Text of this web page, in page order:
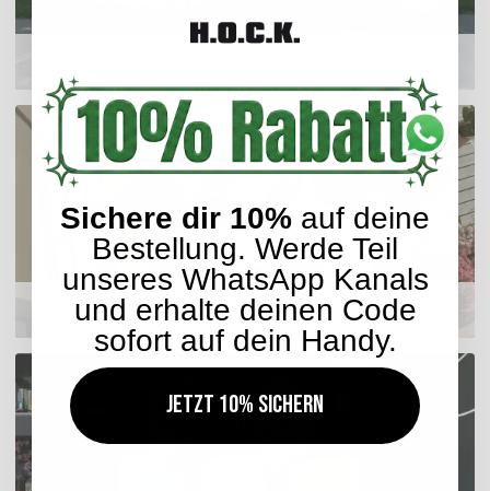
Sitzkissen
Sichere dir 10% auf deine
Bestellung. Werde Teil
unseres WhatsApp Kanals
und erhalte deinen Code
sofort auf dein Handy.
Jetzt 10% sichern